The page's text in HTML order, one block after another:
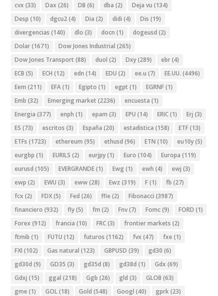
cvx (33) Dax (26) DB (6) dba (2) Deja vu (134)
Desp (10) dgcu2(4) Dia (2) didi (4) Dis (19)
divergencias (140) dlo (3) docn (1) dogeusd (2)
Dolar(1671) Dow Jones Industrial (265)
Dow Jones Transport (88) duol (2) Dxy(289) ebr(4)
ECB (5) ECH (12) edn (14) EDU (2) ee.u (7) EE.UU. (4496)
Eem (211) EFA(1) Egipto (1) egpt (1) EGRNF(1)
Emb (32) Emerging market (2236) encuesta (1)
Energia (377) enph (1) epam (3) EPU (14) ERIC(1) Erj (3)
ES (73) escritos (3) España (20) estadistica (158) ETF(13)
ETFs (1723) ethereum (95) ethusd (96) ETN (10) eu10y(5)
eurgbp (1) EURILS (2) eurjpy(1) Euro (104) Europa (119)
eurusd (105) EVERGRANDE(1) Ewg (1) ewh (4) ewj (3)
ewp (2) EWU (3) eww(28) Ewz (319) F(1) fb (27)
fcx (2) FDX(5) Fed (26) ffie (2) Fibonacci (3987)
financiero (932) fly(5) fm (2) Fnv(7) Fomc(9) FORD (1)
Forex (912) francia (10) FRC(3) frontier markets (2)
ftmib (1) FUTU (12) futuros (1162) fvx (47) fxe (1)
FXI (102) Gas natural (123) GBPUSD (39) gd30 (6)
gd30d (9) GD35 (3) gd35d (8) gd38d (1) Gdx (69)
Gdxj (15) ggal (218) Ggb (26) gld (3) GLOB (63)
gme (1) GOL(18) Gold (548) Googl (40) gprk(23)